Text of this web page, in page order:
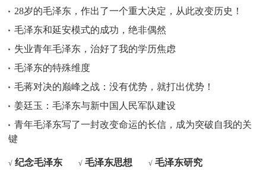
28岁的毛泽东，作出了一个重大决定，从此改变历史！
毛泽东和延安模式的成功，绝非偶然
失业青年毛泽东，治好了我的学历焦虑
毛泽东的特殊维度
毛蒋对决的巅峰之战：没有优势，就打出优势！
姜廷玉：毛泽东与新中国人民军队建设
青年毛泽东写了一封改变命运的长信，成为突破自我的关
键
√ 纪念毛泽东 √ 毛泽东思想 √ 毛泽东研究